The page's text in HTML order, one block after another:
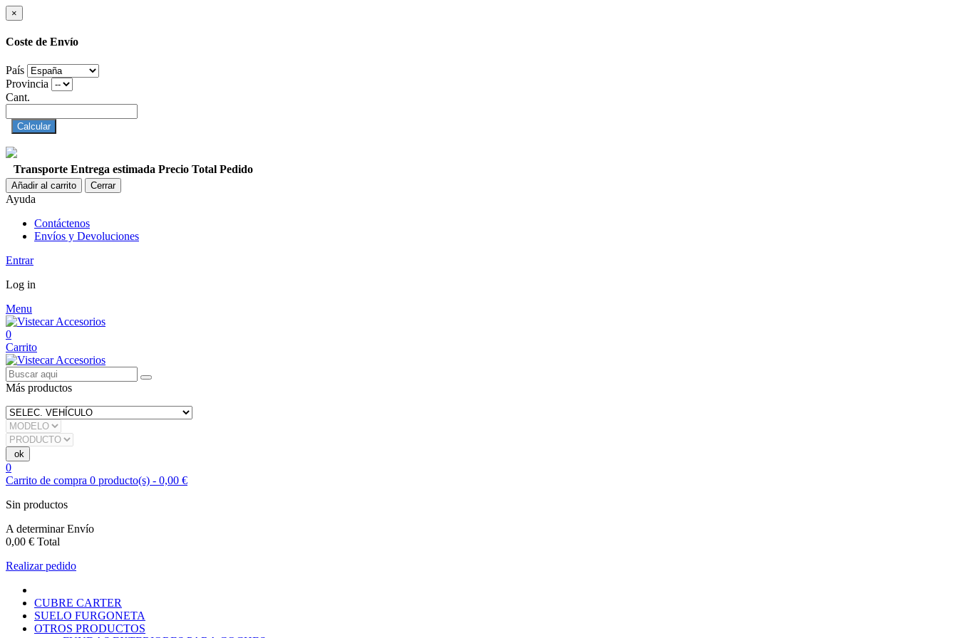
×
Coste de Envío
País
Provincia
Cant.
Calcular
Transporte Entrega estimada Precio Total Pedido
Añadir al carrito Cerrar
Ayuda
Contáctenos
Envíos y Devoluciones
Entrar
Log in
Menu
0
Carrito
Más productos
0
Carrito de compra 0 producto(s) - 0,00 €
Sin productos
A determinarEnvío
0,00 € Total
Realizar pedido
CUBRE CARTER
SUELO FURGONETA
OTROS PRODUCTOS